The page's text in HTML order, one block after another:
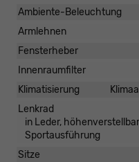
Ambiente-Beleuchtung
Armlehnen
Fensterheber
Innenraumfilter
Klimatisierung
Lenkrad
in Leder,
Sportausführung
Sitze